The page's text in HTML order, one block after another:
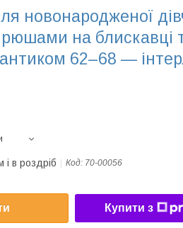
новонародженої
рюшами на блискавці
62–68 —
і в роздріб Код: 70-00056
Купити з